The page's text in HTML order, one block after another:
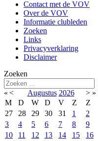
Contact met de VOV
Over de VOV
Informatie clubleden
Zoeken
Links
Privacyverklaring
Disclaimer
Zoeken
« < Augustus 2026 > »
M
D W D V Z
Z
27
28 29 30 31 1
2
3
4 5 6 7 8
9
10
11 12 13 14 15
16